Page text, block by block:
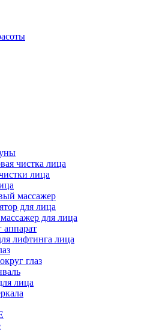
чистка лица
лица
массажер
для лица
для лица
аппарат
лифтинга лица
глаз
лица